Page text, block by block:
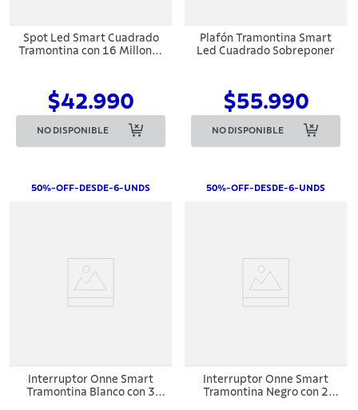
Spot Led Smart Cuadrado
Tramontina con 16 Millones
$42.990
NO DISPONIBLE
Plafón Tramontina Smart
Led Cuadrado Sobreponer
$55.990
NO DISPONIBLE
50%-OFF-DESDE-6-UNDS
Interruptor Onne Smart
Tramontina Blanco con 3
50%-OFF-DESDE-6-UNDS
Interruptor Onne Smart
Tramontina Negro con 2